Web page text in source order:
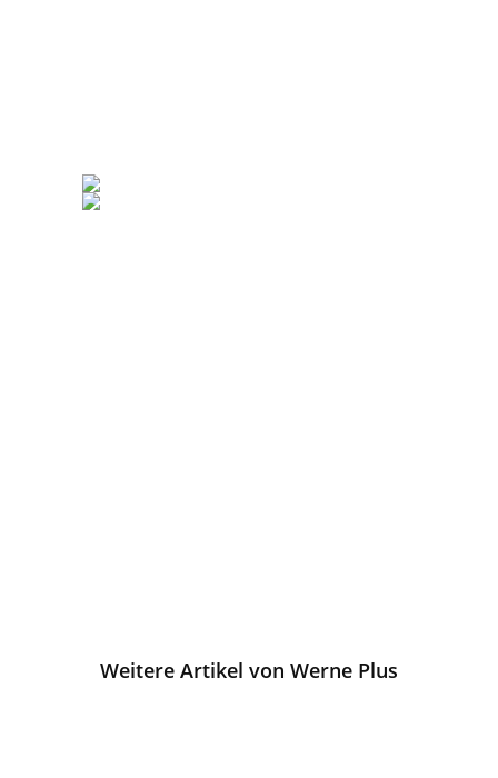
Weitere Artikel von Werne Plus